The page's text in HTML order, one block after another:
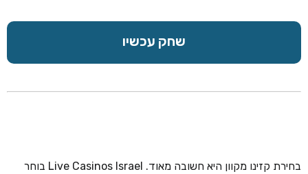
שחק עכשיו
בחירת קזינו מקוון היא חשובה מאוד. Live Casinos Israel בוחר